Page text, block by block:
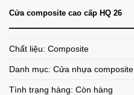
Cửa composite cao cấp HQ 26
Chất liệu: Composite
Danh mục: Cửa nhựa composite
Tình trạng hàng: Còn hàng